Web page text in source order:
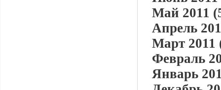
Май 2011
Апрель
Март 2011
Февраль
Январь